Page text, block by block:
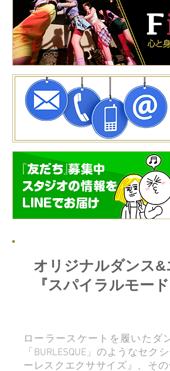
オリジナルダンス
『スパイラルモー
ローラースケートを履いたダ
「BURLESQUE」のようなセ
ーレスクエクササイズ』、そ